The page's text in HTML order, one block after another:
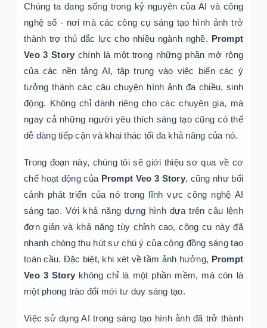
Chúng ta đang sống trong kỷ nguyên của AI và công
nghệ số - nơi mà các công cụ sáng tạo hình ảnh trở
thành trợ thủ đắc lực cho nhiều ngành nghề. Prompt
Veo 3 Story chính là một trong những phần mở rộng
của các nền tảng AI, tập trung vào việc biến các ý
tưởng thành các câu chuyện hình ảnh đa chiều, sinh
động. Không chỉ dành riêng cho các chuyên gia, mà
ngay cả những người yêu thích sáng tạo cũng có thể
dễ dàng tiếp cận và khai thác tối đa khả năng của nó.
Trong đoạn này, chúng tôi sẽ giới thiệu sơ qua về cơ
chế hoạt động của Prompt Veo 3 Story, cũng như bối
cảnh phát triển của nó trong lĩnh vực công nghệ AI
sáng tạo. Với khả năng dựng hình dựa trên câu lệnh
đơn giản và khả năng tùy chỉnh cao, công cụ này đã
nhanh chóng thu hút sự chú ý của cộng đồng sáng tạo
toàn cầu. Đặc biệt, khi xét về tầm ảnh hưởng, Prompt
Veo 3 Story không chỉ là một phần mềm, mà còn là
một phong trào đổi mới tư duy sáng tạo.
Việc sử dụng AI trong sáng tạo hình ảnh đã trở thành